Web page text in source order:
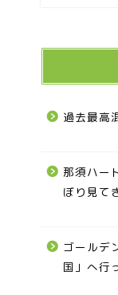
過去最高
那須ハー
ぼり見て
ゴールデ
国」へ行